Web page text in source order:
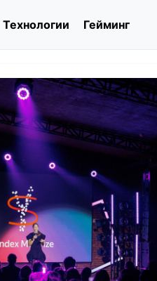
Технологии Гейминг